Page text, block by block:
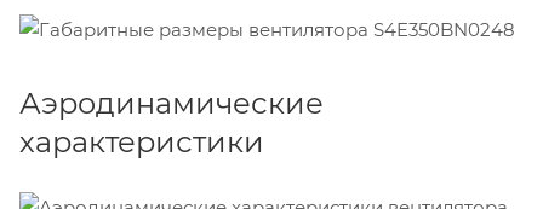
Аэродинамические
характеристики